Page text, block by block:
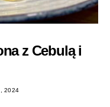
z Cebulą i
2024